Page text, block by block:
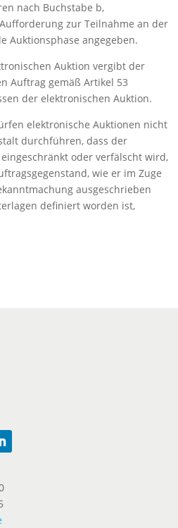
nach Buchstabe b,
zur Teilnahme an der
Auktionsphase angegeben.
Auktion vergibt der
Auftrag gemäß Artikel 53
der elektronischen Auktion.
elektronische Auktionen nicht
durchführen, dass der
oder verfälscht wird,
wie er im Zuge
ausgeschrieben
definiert worden ist,